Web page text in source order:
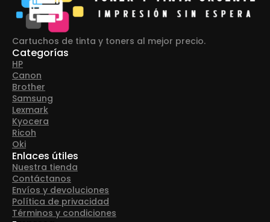
Cartuchos de tinta y toners al mejor precio.
Categorías
HP
Canon
Brother
Samsung
Lexmark
Kyocera
Ricoh
Oki
Enlaces útiles
Nuestra tienda
Contáctanos
Envíos y devoluciones
Política de privacidad
Términos y condiciones